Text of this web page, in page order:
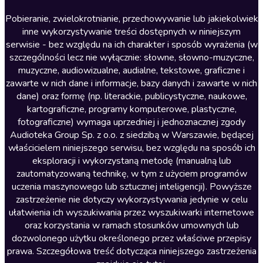
Literatura anglojęzyczna
Literatura faktu
Literatura obyczajowa
Literatura piękna obca
Literatura piękna polska
Nagrania relaksacyjne
Nauka języków
Nauki humanistyczne
Podcasty i audycje
Polityka
Prasa
Religia
Romans
Pobieranie, zwielokrotnianie, przechowywanie lub jakiekolwiek
inne wykorzystywanie treści dostępnych w niniejszym
serwisie - bez względu na ich charakter i sposób wyrażenia (w
szczególności lecz nie wyłącznie: słowne, słowno-muzyczne,
muzyczne, audiowizualne, audialne, tekstowe, graficzne i
zawarte w nich dane i informacje, bazy danych i zawarte w nich
dane) oraz formę (np. literackie, publicystyczne, naukowe,
kartograficzne, programy komputerowe, plastyczne,
fotograficzne) wymaga uprzedniej i jednoznacznej zgody
Audioteka Group Sp. z o.o. z siedzibą w Warszawie, będącej
właścicielem niniejszego serwisu, bez względu na sposób ich
eksploracji i wykorzystaną metodę (manualną lub
zautomatyzowaną technikę, w tym z użyciem programów
uczenia maszynowego lub sztucznej inteligencji). Powyższe
zastrzeżenie nie dotyczy wykorzystywania jedynie w celu
ułatwienia ich wyszukiwania przez wyszukiwarki internetowe
oraz korzystania w ramach stosunków umownych lub
dozwolonego użytku określonego przez właściwe przepisy
prawa. Szczegółowa treść dotycząca niniejszego zastrzeżenia